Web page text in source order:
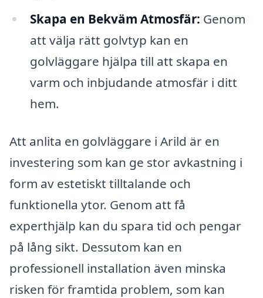
Skapa en Bekväm Atmosfär: Genom
att välja rätt golvtyp kan en
golvläggare hjälpa till att skapa en
varm och inbjudande atmosfär i ditt
hem.
Att anlita en golvläggare i Arild är en
investering som kan ge stor avkastning i
form av estetiskt tilltalande och
funktionella ytor. Genom att få
experthjälp kan du spara tid och pengar
på lång sikt. Dessutom kan en
professionell installation även minska
risken för framtida problem, som kan